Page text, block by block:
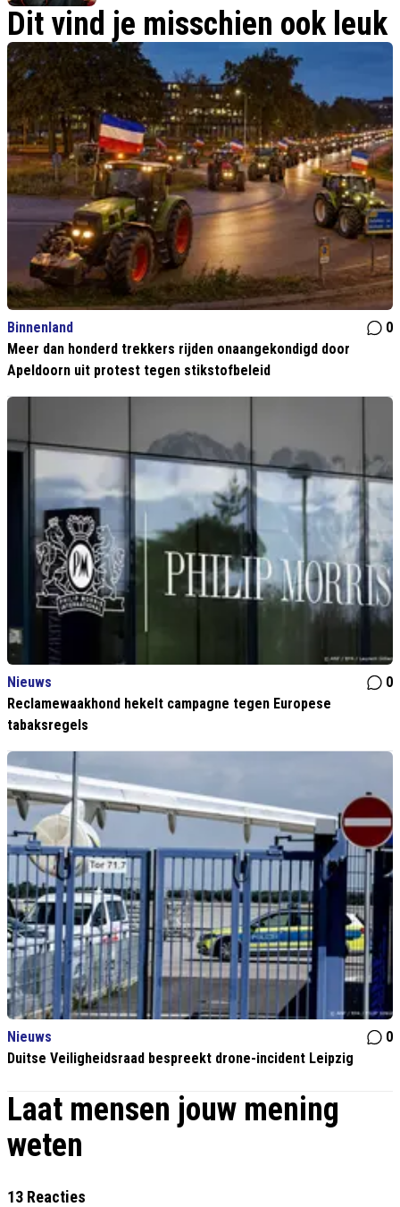
Dit vind je misschien ook leuk
Binnenland
0
Meer dan honderd trekkers rijden onaangekondigd door
Apeldoorn uit protest tegen stikstofbeleid
Nieuws
0
Reclamewaakhond hekelt campagne tegen Europese
tabaksregels
Nieuws
0
Duitse Veiligheidsraad bespreekt drone-incident Leipzig
Laat mensen jouw mening
weten
13 Reacties